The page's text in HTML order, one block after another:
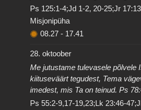
Ps 125:1-4;Jd 1-2, 20-25;Jr
Misjonipüha
08.27 - 17.41
28. oktoober
Me jutustame tulevasele põlvele
kiituseväärt tegudest, Tema
imedest, mis Ta on teinud. Ps
Ps 55:2-9,17-19,23;Lk 23:46-